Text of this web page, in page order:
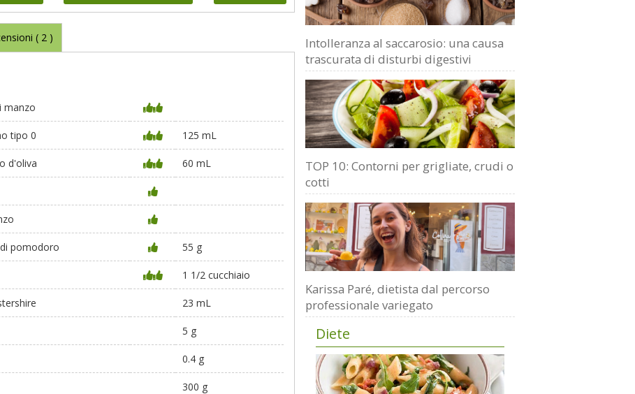
( 2 )
manzo
tipo 0 125 mL
d'oliva 60 mL
pomodoro 55 g
1 1/2 cucchiaio
23 mL
5 g
0.4 g
300 g
Intolleranza al saccarosio: una causa
trascurata di disturbi digestivi
TOP 10: Contorni per grigliate, crudi o
cotti
Karissa Paré, dietista dal percorso
professionale variegato
Diete